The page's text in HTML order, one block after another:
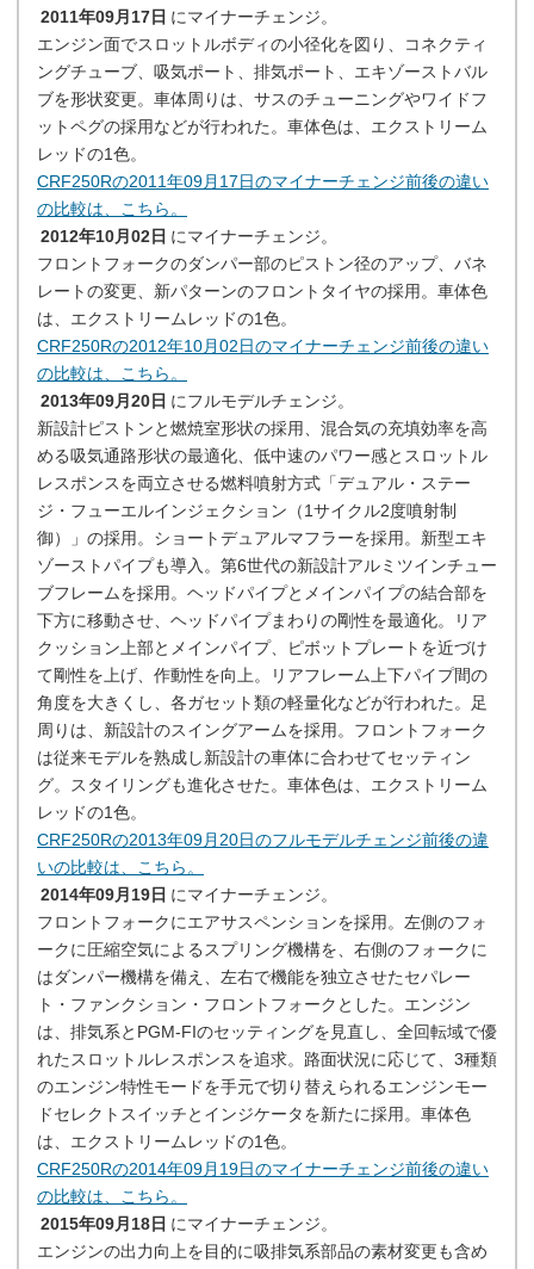
2011年09月17日 にマイナーチェンジ。
エンジン面でスロットルボディの小径化を図り、コネクティ
ングチューブ、吸気ポート、排気ポート、エキゾーストバル
ブを形状変更。車体周りは、サスのチューニングやワイドフ
ットペグの採用などが行われた。車体色は、エクストリーム
レッドの1色。
CRF250Rの2011年09月17日のマイナーチェンジ前後の違い
の比較は、こちら。
2012年10月02日 にマイナーチェンジ。
フロントフォークのダンパー部のピストン径のアップ、バネ
レートの変更、新パターンのフロントタイヤの採用。車体色
は、エクストリームレッドの1色。
CRF250Rの2012年10月02日のマイナーチェンジ前後の違い
の比較は、こちら。
2013年09月20日 にフルモデルチェンジ。
新設計ピストンと燃焼室形状の採用、混合気の充填効率を高
める吸気通路形状の最適化、低中速のパワー感とスロットル
レスポンスを両立させる燃料噴射方式「デュアル・ステー
ジ・フューエルインジェクション（1サイクル2度噴射制
御）」の採用。ショートデュアルマフラーを採用。新型エキ
ゾーストパイプも導入。第6世代の新設計アルミツインチュー
ブフレームを採用。ヘッドパイプとメインパイプの結合部を
下方に移動させ、ヘッドパイプまわりの剛性を最適化。リア
クッション上部とメインパイプ、ピボットプレートを近づけ
て剛性を上げ、作動性を向上。リアフレーム上下パイプ間の
角度を大きくし、各ガセット類の軽量化などが行われた。足
周りは、新設計のスイングアームを採用。フロントフォーク
は従来モデルを熟成し新設計の車体に合わせてセッティン
グ。スタイリングも進化させた。車体色は、エクストリーム
レッドの1色。
CRF250Rの2013年09月20日のフルモデルチェンジ前後の違
いの比較は、こちら。
2014年09月19日 にマイナーチェンジ。
フロントフォークにエアサスペンションを採用。左側のフォ
ークに圧縮空気によるスプリング機構を、右側のフォークに
はダンパー機構を備え、左右で機能を独立させたセパレー
ト・ファンクション・フロントフォークとした。エンジン
は、排気系とPGM-FIのセッティングを見直し、全回転域で優
れたスロットルレスポンスを追求。路面状況に応じて、3種類
のエンジン特性モードを手元で切り替えられるエンジンモー
ドセレクトスイッチとインジケータを新たに採用。車体色
は、エクストリームレッドの1色。
CRF250Rの2014年09月19日のマイナーチェンジ前後の違い
の比較は、こちら。
2015年09月18日 にマイナーチェンジ。
エンジンの出力向上を目的に吸排気系部品の素材変更も含め